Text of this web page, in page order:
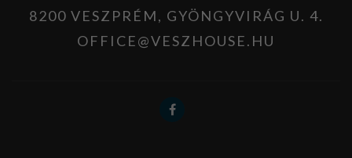
8200 VESZPRÉM, GYÖNGYVIRÁG U. 4.
OFFICE@VESZHOUSE.HU